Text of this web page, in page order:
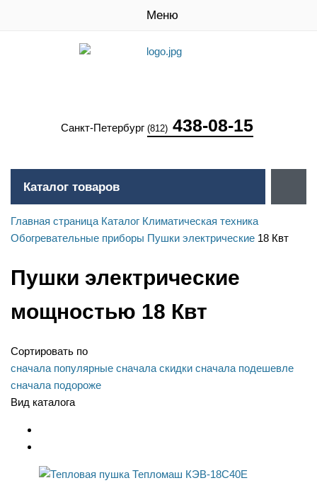
Меню
Санкт-Петербург (812) 438-08-15
Каталог товаров
Главная страница Каталог Климатическая техника
Обогревательные приборы Пушки электрические 18 Квт
Пушки электрические
мощностью 18 Квт
Сортировать по
сначала популярные сначала скидки сначала подешевле
сначала подороже
Вид каталога